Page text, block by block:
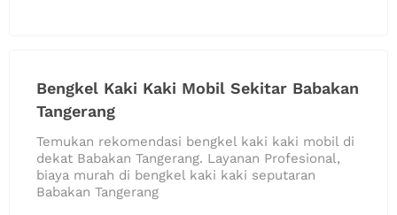
Bengkel Kaki Kaki Mobil Sekitar Babakan
Tangerang
Temukan rekomendasi bengkel kaki kaki mobil di
dekat Babakan Tangerang. Layanan Profesional,
biaya murah di bengkel kaki kaki seputaran
Babakan Tangerang